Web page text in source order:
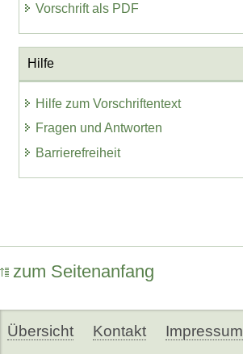
Vorschrift als PDF
Hilfe
Hilfe zum Vorschriftentext
Fragen und Antworten
Barrierefreiheit
zum Seitenanfang
Übersicht Kontakt Impressum